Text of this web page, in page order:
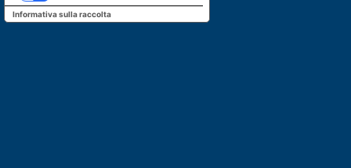
Informativa sulla raccolta